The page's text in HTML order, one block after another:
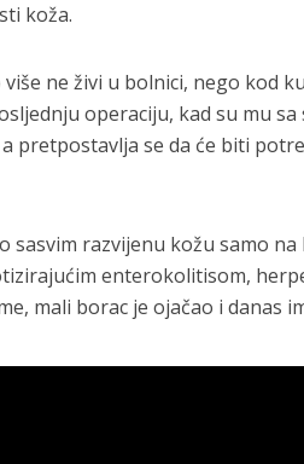
koža.
ne živi u bolnici, nego kod
operaciju, kad su mu sa
pretpostavlja se da će biti
razvijenu kožu samo na
enterokolitisom,
mali borac je ojačao i danas